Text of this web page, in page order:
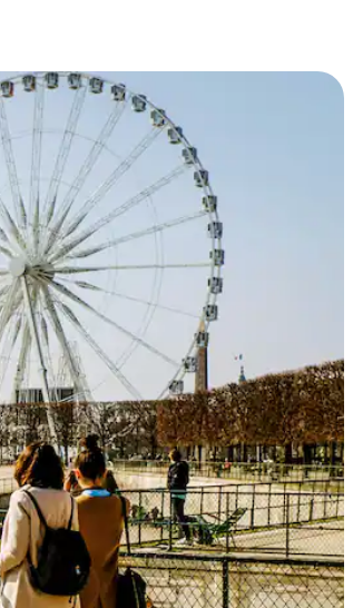
i prema dolje, kao i dodirom ili prelaskom